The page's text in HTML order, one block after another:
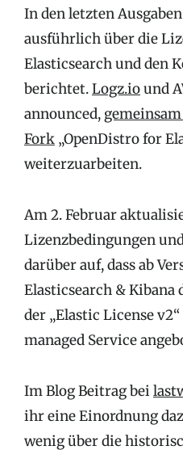
In den letzten
ausführlich über die
Elasticsearch und den
berichtet.Logz.iound
announced,
Fork „OpenDistro for
weiterzuarbeiten.
Am 2. Februar
Lizenzbedingungen
darüber auf, dass ab
Elasticsearch &
der „Elastic License
managed Service
Im Blog Beitrag bei
ihr eine Einordnung
wenig über die